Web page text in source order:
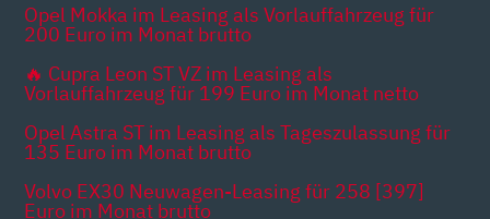
Opel Mokka im Leasing als Vorlauffahrzeug für
200 Euro im Monat brutto
🔥 Cupra Leon ST VZ im Leasing als
Vorlauffahrzeug für 199 Euro im Monat netto
Opel Astra ST im Leasing als Tageszulassung für
135 Euro im Monat brutto
Volvo EX30 Neuwagen-Leasing für 258 [397]
Euro im Monat brutto